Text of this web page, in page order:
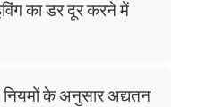
का डर दूर करने में
नियमों के अनुसार अद्यतन